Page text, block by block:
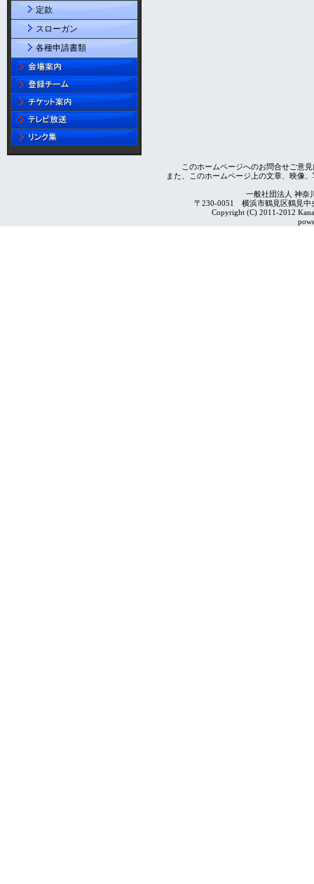
定款
スローガン
各種申請書類
このホームページへのお問合せご意
また、このホームページ上の文章、映像
一般社団法人 神奈
〒230-0051 横浜市鶴見区鶴見
Copyright (C) 2011-2012